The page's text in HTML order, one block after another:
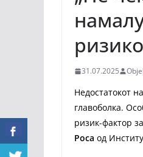
31.07.2025
Недостатокот
главоболка.
ризик-фактор
Роса од